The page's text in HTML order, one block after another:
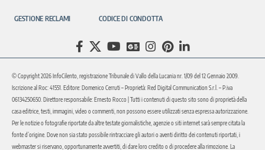
GESTIONE RECLAMI CODICE DI CONDOTTA
© Copyright 2026 InfoCilento, registrazione Tribunale di Vallo della Lucania nr. 1/09 del 12 Gennaio 2009.
Iscrizione al Roc: 41551. Editore: Domenico Cerruti – Proprietà: Red Digital Communication S.r.l. – P.iva
06134250650. Direttore responsabile: Ernesto Rocco | Tutti i contenuti di questo sito sono di proprietà della
casa editrice, testi, immagini, video o commenti, non possono essere utilizzati senza espressa autorizzazione.
Per le notizie o fotografie riportate da altre testate giornalistiche, agenzie o siti internet sarà sempre citata la
fonte d’origine. Dove non sia stato possibile rintracciare gli autori o aventi diritto dei contenuti riportati, i
webmaster si riservano, opportunamente avvertiti, di dare loro credito o di procedere alla rimozione. La